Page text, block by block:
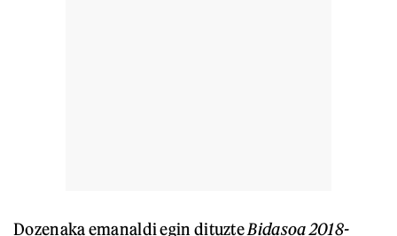
Dozenaka emanaldi egin dituzteBidasoa 2018-